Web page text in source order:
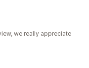
we really appreciate